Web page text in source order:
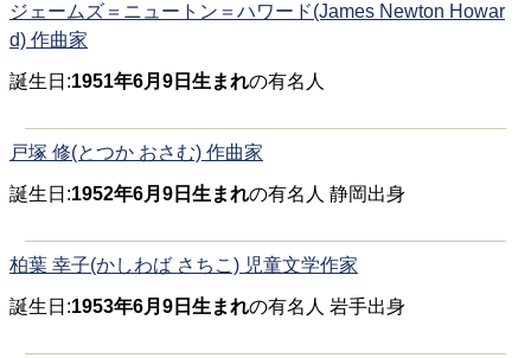
ジェームズ＝ニュートン＝ハワード(James Newton Howar
d) 作曲家
誕生日:1951年6月9日生まれの有名人
戸塚 修(とつか おさむ) 作曲家
誕生日:1952年6月9日生まれの有名人 静岡出身
柏葉 幸子(かしわば さちこ) 児童文学作家
誕生日:1953年6月9日生まれの有名人 岩手出身